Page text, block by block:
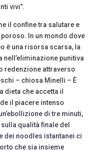
vivi”.
il confine tra salutare e
In un mondo dove
è una risorsa scarsa, la
nell’eliminazione punitiva
redenzione attraverso
– chiosa Minelli – È
dieta che accetta il
il piacere intenso
di tre minuti,
qualità finale del
dei noodles istantanei ci
che sia insieme